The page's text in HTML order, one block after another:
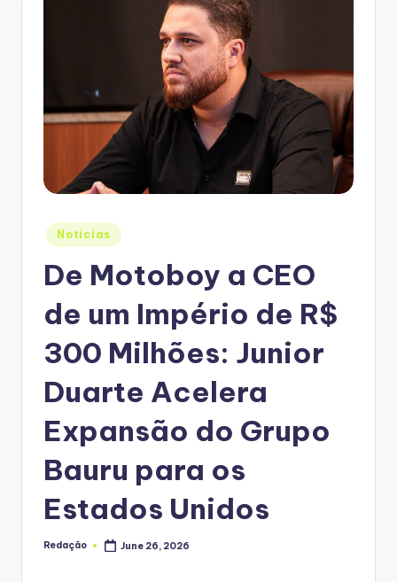
Posted
in
Notícias
De Motoboy a CEO
de um Império de R$
300 Milhões: Junior
Duarte Acelera
Expansão do Grupo
Bauru para os
Estados Unidos
Posted
Redação June 26, 2026